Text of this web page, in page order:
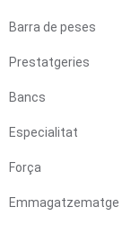
Barra de peses
Prestatgeries
Bancs
Especialitat
Força
Emmagatzematge